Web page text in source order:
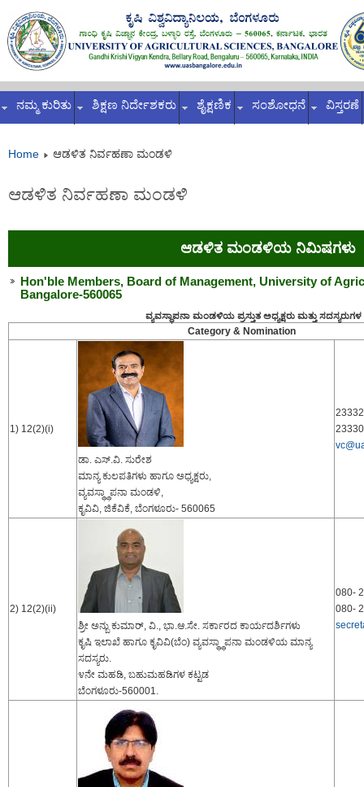
ನಮ್ಮ ಕುರಿತು ಶಿಕ್ಷಣ ನಿರ್ದೇಶಕರು ಶೈಕ್ಷಣಿಕ ಸಂಶೋಧನೆ ವಿಸ್ತರಣೆ
Home ಆಡಳಿತ ನಿರ್ವಹಣಾ ಮಂಡಳಿ
ಆಡಳಿತ ನಿರ್ವಹಣಾ ಮಂಡಳಿ
ಆಡಳಿತ ಮಂಡಳಿಯ ನಿಮಿಷಗಳು
Hon'ble Members, Board of Management, University of
Bangalore-560065
ವ್ಯವಸ್ಧಾಪನಾ ಮಂಡಳಿಯ ಪ್ರಸ್ತುತ ಅಧ್ಯಕ್ಷರು ಮತ್ತು
Category & Nomination
1) 12(2)(i)
ಡಾ. ಎಸ್.ವಿ. ಸುರೇಶ
ಮಾನ್ಯ ಕುಲಪತಿಗಳು ಹಾಗೂ ಅಧ್ಯಕ್ಷರು,
ವ್ಯವಸ್ಥ್ಥಾಪನಾ ಮಂಡಳಿ,
ಕೃವಿವಿ, ಜಿಕೆವಿಕೆ, ಬೆಂಗಳೂರು- 560065
2) 12(2)(ii)
ಶ್ರೀ ಅನ್ಬು ಕುಮಾರ್, ವಿ., ಭಾ.ಆ.ಸೇ. ಸರ್ಕಾರದ ಕಾರ್ಯದರ್ಶಿಗಳು
ಕೃಷಿ ಇಲಾಖೆ ಹಾಗೂ ಕೃವಿವಿ(ಬೆಂ) ವ್ಯವಸ್ಥ್ಥಾಪನಾ ಮಂಡಳಿಯ ಮಾನ್ಯ
ಸದಸ್ಯರು.
೪ನೇ ಮಹಡಿ, ಬಹುಮಹಡಿಗಳ ಕಟ್ಟಡ
ಬೆಂಗಳೂರು-560001.
080-
080-